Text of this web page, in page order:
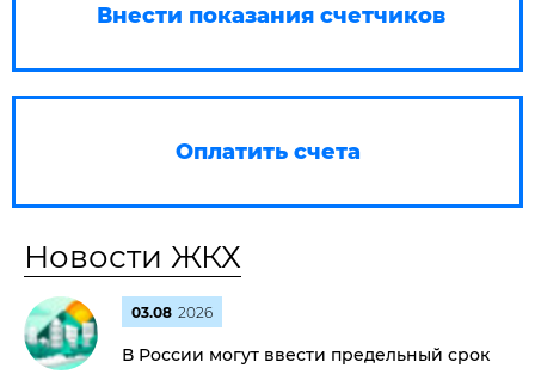
Внести показания счетчиков
Оплатить счета
Новости ЖКХ
03.08 2026
В России могут ввести предельный срок